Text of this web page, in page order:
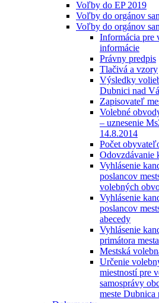
Voľby do EP 2019
Voľby do orgánov
Voľby do orgánov
Informácia pre
informácie
Právny predpis
Tlačivá a vzory
Výsledky
Dubnici nad
Zapisovateľ
Volebné
– uznesenie
14.8.2014
Počet
Odovzdávanie
Vyhlásenie
poslancov
volebných
Vyhlásenie
poslancov
abecedy
Vyhlásenie
primátora mesta
Mestská
Určenie
miestností pre
samosprávy
meste Dubnica